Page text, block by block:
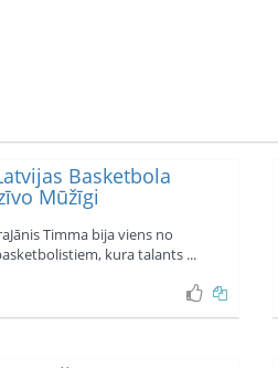
Basketbola
Mūžīgi
Timma bija viens no
kura talants ...